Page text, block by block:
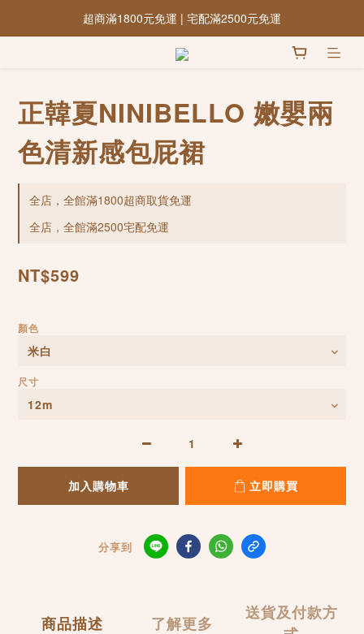
超商滿1800元免運 | 宅配滿2500元免運
正韓夏NINIBELLO 嫩嬰兩
色清新感包屁裙
全店，全館滿1800超商取貨免運
全店，全館滿2500宅配免運
NT$599
顏色
尺寸
加入購物車 立即購買
分享到
商品描述 了解更多
送貨及付款方